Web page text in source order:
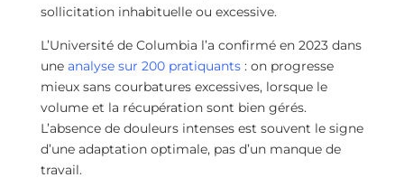
sollicitation inhabituelle ou excessive.
L’Université de Columbia l’a confirmé en 2023 dans
une analyse sur 200 pratiquants: on progresse
mieux sans courbatures excessives, lorsque le
volume et la récupération sont bien gérés.
L’absence de douleurs intenses est souvent le signe
d’une adaptation optimale, pas d’un manque de
travail.